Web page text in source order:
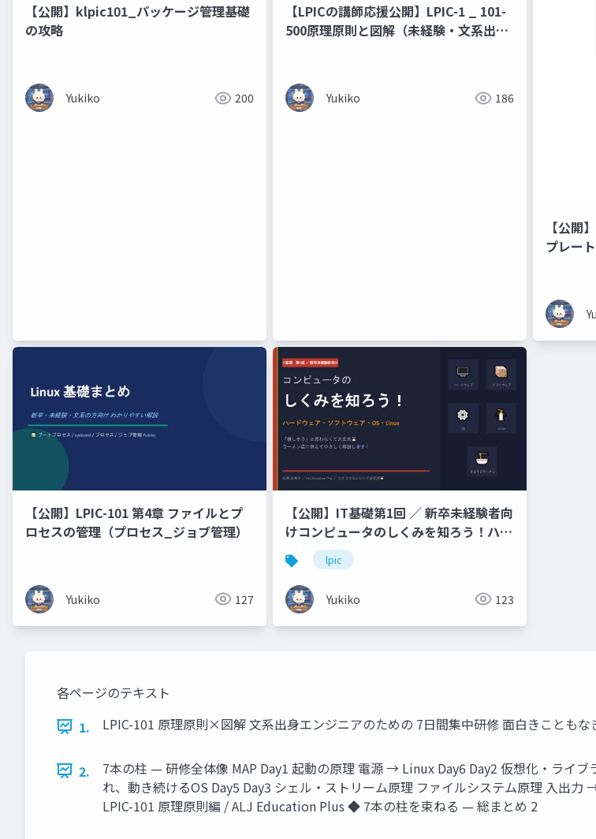
【公開】klpic101_パッケージ管理基礎
の攻略
Yukiko 200
【LPICの講師応援公開】LPIC-1 _ 101-
500原理原則と図解（未経験・文系出身
くのかを図で理解する編
Yukiko 186
【公開
プレート
【公開】LPIC-101 第4章 ファイルとプ
ロセスの管理（プロセス_ジョブ管理）
Yukiko 127
【公開】IT基礎第1回 ／ 新卒未経験者向
けコンピュータのしくみを知ろう！ハー
ドウェア・ソフトウェア・OS・
Linux「難しそう」と思わなくて大丈夫
🐰 ラーメン店に例えてやさしく解説し
ます！
lpic
Yukiko 123
各ページのテキスト
1.
LPIC-101 原理原則×図解 文系出身エンジニアのための 7日間集中研修 面白きことも
2.
7本の柱 — 研修全体像 MAP Day1 起動の原理 電源 → Linux Day6 Day2 仮想化・ライ
れ、動き続けるOS Day5 Day3 シェル・ストリーム原理 ファイルシステム原理 入出
LPIC-101 原理原則編 / ALJ Education Plus ◆ 7本の柱を束ねる — 総まとめ 2